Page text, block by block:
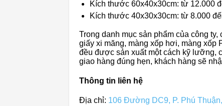
Kích thước 60x40x30cm: từ 12.000
Kích thước 40x30x30cm: từ 8.000
Trong danh mục sản phẩm của công
giấy xi măng, màng xốp hơi, màng xốp
đều được sản xuất một cách kỹ lưỡng,
giao hàng đúng hẹn, khách hàng sẽ
Thông tin liên hệ
Địa chỉ: 106 Đường DC9, P. Phú